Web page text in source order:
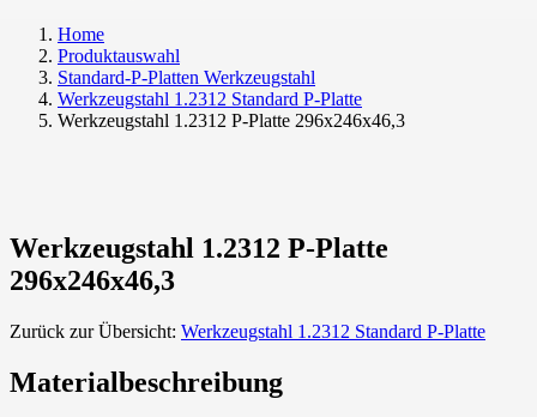
Home
Produktauswahl
Standard-P-Platten Werkzeugstahl
Werkzeugstahl 1.2312 Standard P-Platte
Werkzeugstahl 1.2312 P-Platte 296x246x46,3
Werkzeugstahl 1.2312 P-Platte
296x246x46,3
Zurück zur Übersicht: Werkzeugstahl 1.2312 Standard P-Platte
Materialbeschreibung